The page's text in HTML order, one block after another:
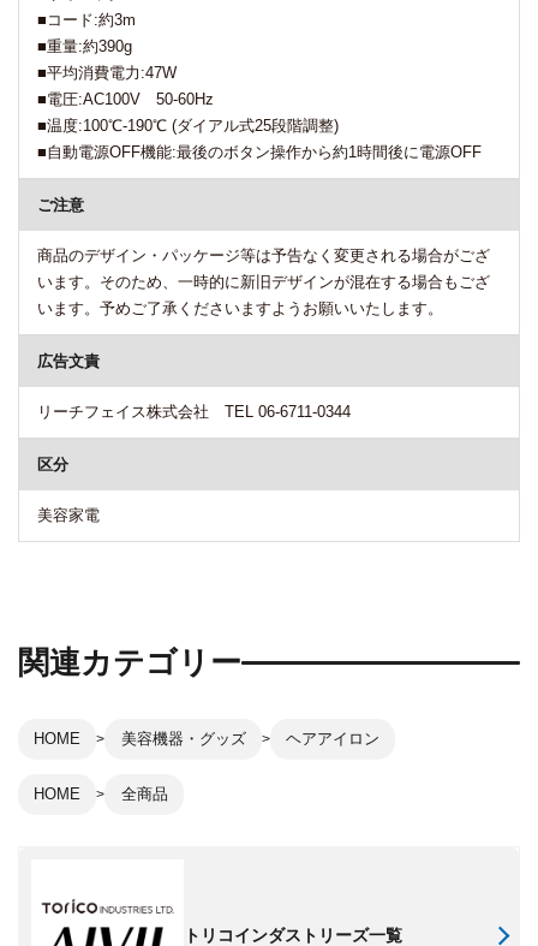
■コード:約3m
■重量:約390g
■平均消費電力:47W
■電圧:AC100V 50-60Hz
■温度:100℃-190℃ (ダイアル式25段階調整)
■自動電源OFF機能:最後のボタン操作から約1時間後に電源OFF
ご注意
商品のデザイン・パッケージ等は予告なく変更される場合がござ
います。そのため、一時的に新旧デザインが混在する場合もござ
います。予めご了承くださいますようお願いいたします。
広告文責
リーチフェイス株式会社 TEL 06-6711-0344
区分
美容家電
関連カテゴリー
HOME 美容機器・グッズ ヘアアイロン
HOME 全商品
トリコインダストリーズ一覧